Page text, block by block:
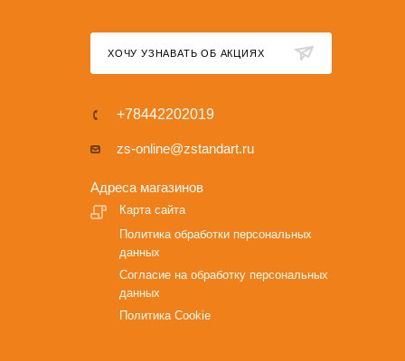
ХОЧУ УЗНАВАТЬ ОБ АКЦИЯХ
+78442202019
zs-online@zstandart.ru
Адреса магазинов
Карта сайта
Политика обработки персональных
данных
Согласие на обработку персональных
данных
Политика Cookie